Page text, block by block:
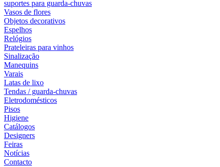
suportes para guarda-chuvas
Vasos de flores
Objetos decorativos
Espelhos
Relógios
Prateleiras para vinhos
Sinalização
Manequins
Varais
Latas de lixo
Tendas / guarda-chuvas
Eletrodomésticos
Pisos
Higiene
Catálogos
Designers
Feiras
Notícias
Contacto